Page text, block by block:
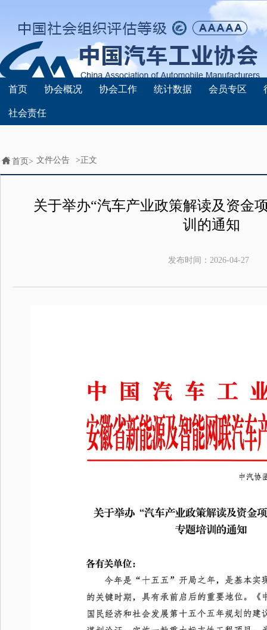
首页 协会概况 协会工作 统计数据 会员专区
社会责任
首页> 文件公告 >正文
关于举办“汽车产业政策解读及资金
训的通知
发布时间： 2026-04-27